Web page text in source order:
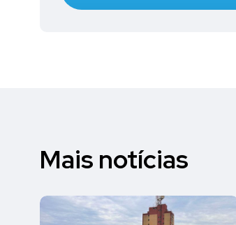
Mais notícias